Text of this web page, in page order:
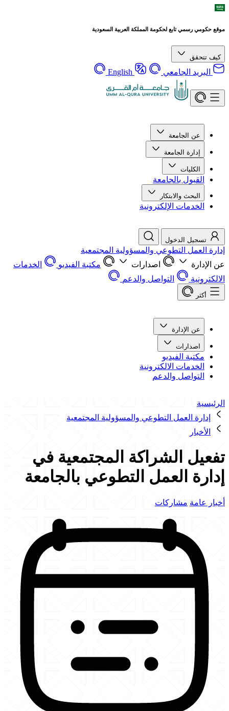
موقع حكومي رسمي تابع لحكومة المملكة العربية السعودية
كيف تتحقق
البريد الجامعي English
عن الجامعة
إدارة الجامعة
الكليات
القبول بالجامعة
البحث والابتكار
الخدمات الإلكترونية
تسجيل الدخول
إدارة العمل التطوعي والمسؤولية المجتمعية
عن الإدارة
اصدارات مكتبة الفيديو
الخدمات
الالكترونية
التواصل والدعم
أكثر
عن الإدارة
اصدارات
مكتبة الفيديو
الخدمات الالكترونية
التواصل والدعم
الرئيسية
إدارة العمل التطوعي والمسؤولية المجتمعية
الأخبار
تفعيل الشراكة المجتمعية في
إدارة العمل التطوعي بالجامعة
أخبار عامة مشاركات